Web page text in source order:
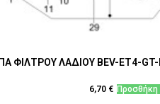
ΦΙΛΤΡΟΥ ΛΑΔΙΟΥ BEV-ΕΤ4-GT-
6,70 € Προσθήκη